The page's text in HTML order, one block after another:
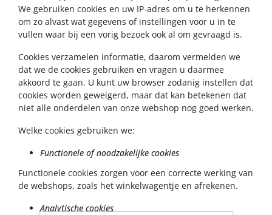
We gebruiken cookies en uw IP-adres om u te herkennen
om zo alvast wat gegevens of instellingen voor u in te
vullen waar bij een vorig bezoek ook al om gevraagd is.
Cookies verzamelen informatie, daarom vermelden we
dat we de cookies gebruiken en vragen u daarmee
akkoord te gaan. U kunt uw browser zodanig instellen dat
cookies worden geweigerd, maar dat kan betekenen dat
niet alle onderdelen van onze webshop nog goed werken.
Welke cookies gebruiken we:
Functionele of noodzakelijke cookies
Functionele cookies zorgen voor een correcte werking van
de webshops, zoals het winkelwagentje en afrekenen.
Analytische cookies